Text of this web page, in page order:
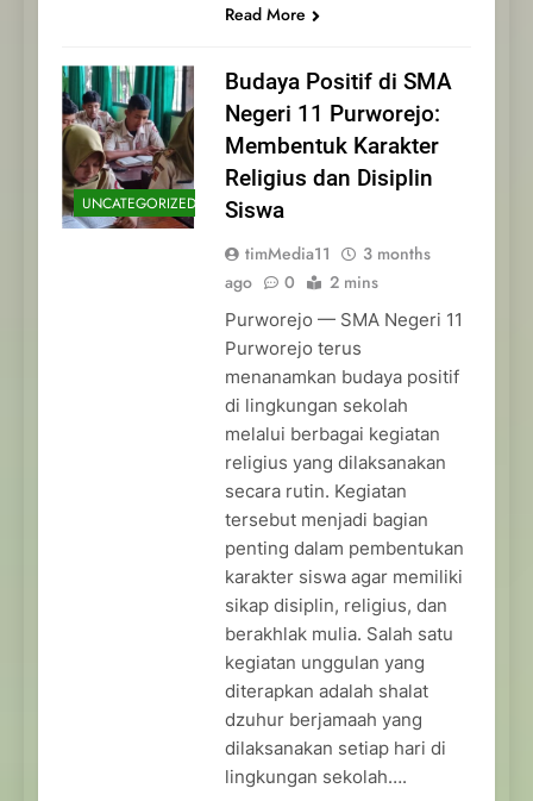
Read More
UNCATEGORIZED
Budaya Positif di SMA
Negeri 11 Purworejo:
Membentuk Karakter
Religius dan Disiplin
Siswa
timMedia11
3 months
ago
0 2 mins
Purworejo — SMA Negeri 11
Purworejo terus
menanamkan budaya positif
di lingkungan sekolah
melalui berbagai kegiatan
religius yang dilaksanakan
secara rutin. Kegiatan
tersebut menjadi bagian
penting dalam pembentukan
karakter siswa agar memiliki
sikap disiplin, religius, dan
berakhlak mulia. Salah satu
kegiatan unggulan yang
diterapkan adalah shalat
dzuhur berjamaah yang
dilaksanakan setiap hari di
lingkungan sekolah….